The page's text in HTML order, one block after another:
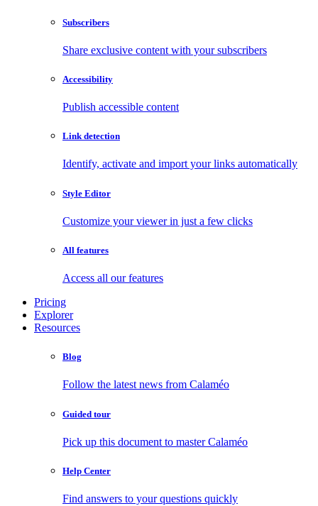
Subscribers
Share exclusive content with your subscribers
Accessibility
Publish accessible content
Link detection
Identify, activate and import your links automatically
Style Editor
Customize your viewer in just a few clicks
All features
Access all our features
Pricing
Explorer
Resources
Blog
Follow the latest news from Calaméo
Guided tour
Pick up this document to master Calaméo
Help Center
Find answers to your questions quickly